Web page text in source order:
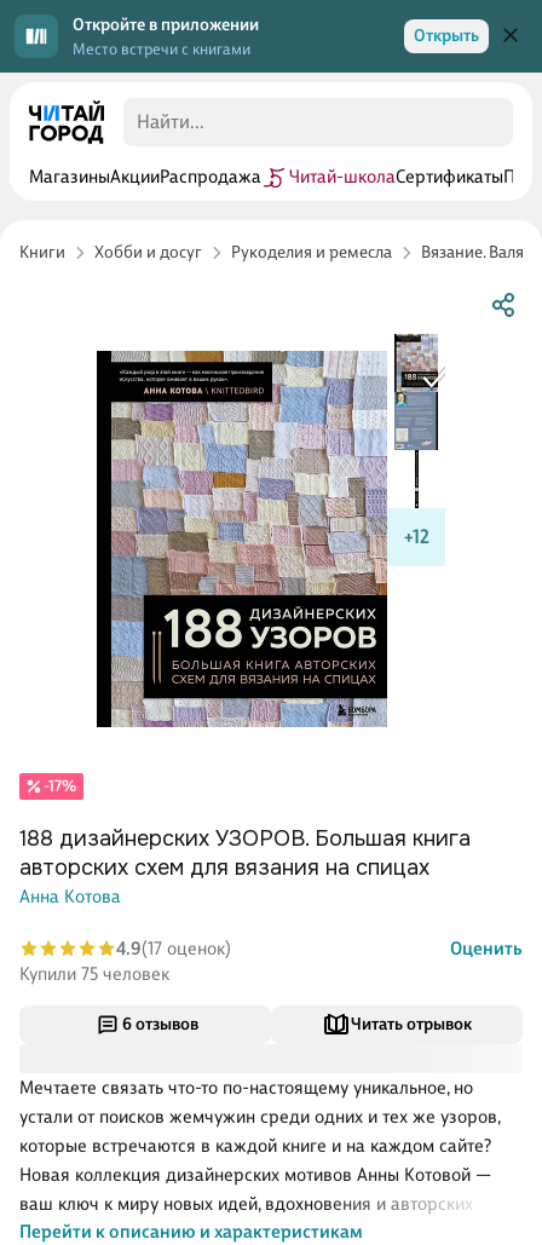
Откройте в приложении
Место встречи с книгами
Открыть
МагазиныАкцииРаспродажа Читай-школаСертификаты
Книги Хобби и досуг Рукоделия и ремесла Вязание.
+12
6 отзывов Читать отрывок
Мечтаете связать что-то по-настоящему уникальное, но
устали от поисков жемчужин среди одних и тех же узоров,
которые встречаются в каждой книге и на каждом сайте?
Новая коллекция дизайнерских мотивов Анны Котовой —
ваш ключ к миру новых идей, вдохновения и авторских
решений.
Перейти к описанию и характеристикам
-17%
188 дизайнерских УЗОРОВ. Большая книга
авторских схем для вязания на спицах
Анна Котова
4.9(17 оценок)
Оценить
Купили 75 человек